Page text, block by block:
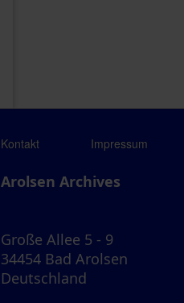
Kontakt Impressum
Arolsen Archives
Große Allee 5 - 9
34454 Bad Arolsen
Deutschland